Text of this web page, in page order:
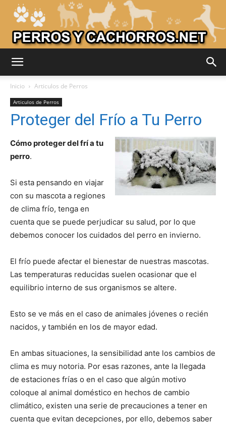
Perros
Fotos
Inicio Articulos de Perros
Articulos de Perros
Proteger del Frío a Tu Perro
Cómo proteger del frí a tu
perro.
Si esta pensando en viajar
con su mascota a regiones
de clima frío, tenga en
cuenta que se puede perjudicar su salud, por lo que
debemos conocer los cuidados del perro en invierno.
El frío puede afectar el bienestar de nuestras mascotas.
Las temperaturas reducidas suelen ocasionar que el
equilibrio interno de sus organismos se altere.
Esto se ve más en el caso de animales jóvenes o recién
nacidos, y también en los de mayor edad.
En ambas situaciones, la sensibilidad ante los cambios de
clima es muy notoria. Por esas razones, ante la llegada
de estaciones frías o en el caso que algún motivo
coloque al animal doméstico en hechos de cambio
climático, existen una serie de precauciones a tener en
cuenta que evitan decepciones, por ello, debemos saber